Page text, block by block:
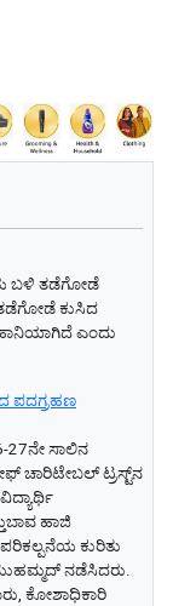
ಬಳಿ ತಡೆಗೋಡೆ
ಕುಸಿದ
ಎಂದು
ಪದಗ್ರಹಣ
27ನೇ ಸಾಲಿನ
ಚಾರಿಟೇಬಲ್ ಟ್ರಸ್ಟ್‌ನ
ಹಾಜಿ
ಕುರಿತು
ನಡೆಸಿದರು.
ಕೋಶಾಧಿಕಾರಿ